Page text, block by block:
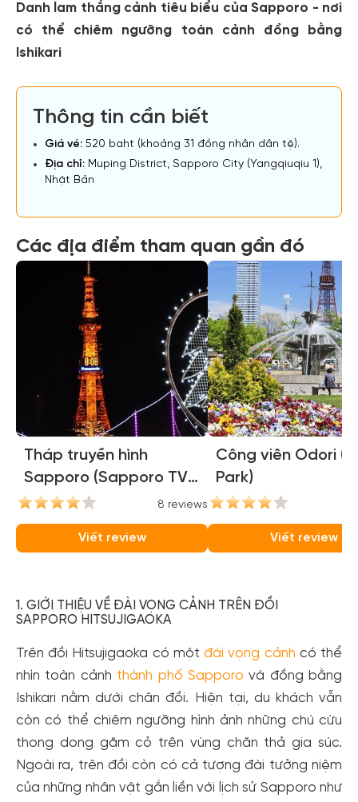
Danh lam thắng cảnh tiêu biểu của Sapporo - nơi
có thể chiêm ngưỡng toàn cảnh đồng bằng
Ishikari
Thông tin cần biết
Giá vé: 520 baht (khoảng 31 đồng nhân dân tệ).
Địa chỉ: Muping District, Sapporo City (Yangqiuqiu 1),
Nhật Bản
Các địa điểm tham quan gần đó
Tháp truyền hình
Sapporo (Sapporo TV
Tower)
8 reviews
Viết review
Công viên Odori
Park)
Viết review
1. GIỚI THIỆU VỀ ĐÀI VỌNG CẢNH TRÊN ĐỒI
SAPPORO HITSUJIGAOKA
Trên đồi Hitsujigaoka có mộtđài vọng cảnh có thể
nhìn toàn cảnh thành phố Sapporo và đồng bằng
Ishikari nằm dưới chân đồi. Hiện tại, du khách vẫn
còn có thể chiêm ngưỡng hình ảnh những chú cừu
thong dong gặm cỏ trên vùng chăn thả gia súc.
Ngoài ra, trên đồi còn có cả tượng đài tưởng niệm
của những nhân vật gắn liền với lịch sử Sapporo như